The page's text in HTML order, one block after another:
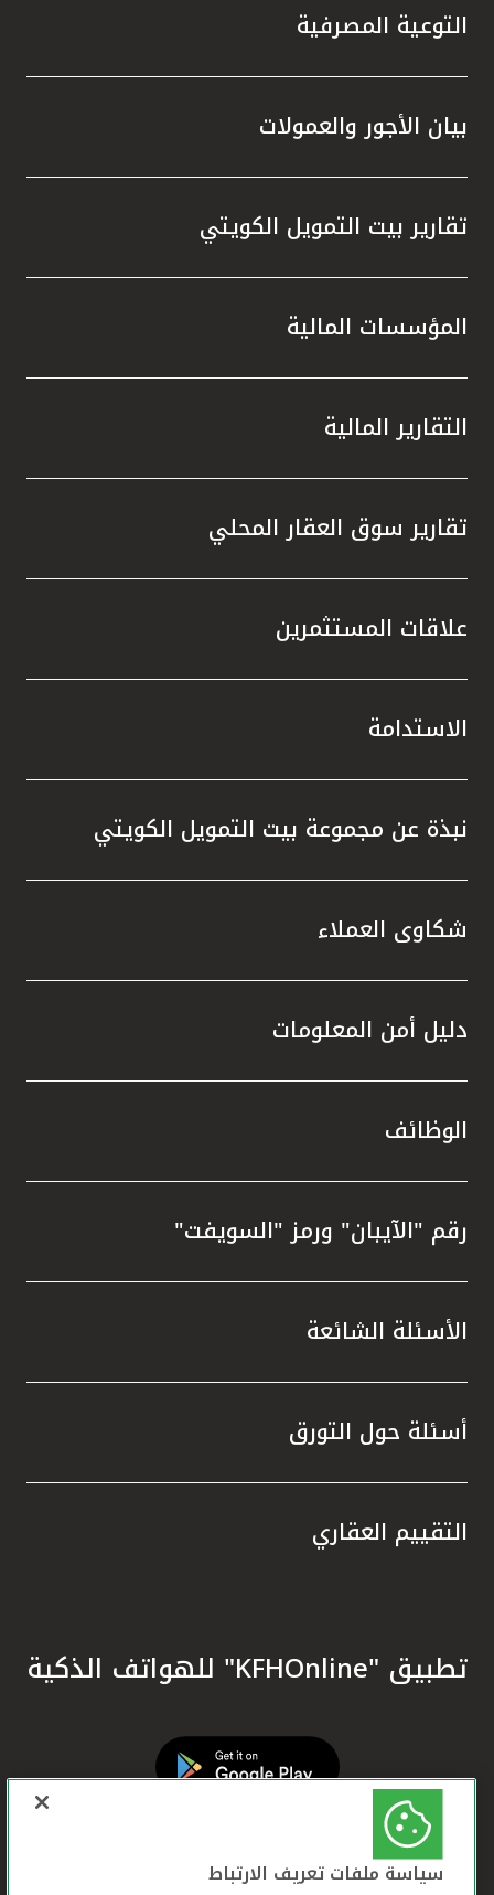
التوعية المصرفية
بيان الأجور والعمولات
تقارير بيت التمويل الكويتي
المؤسسات المالية
التقارير المالية
تقارير سوق العقار المحلي
علاقات المستثمرين
الاستدامة
نبذة عن مجموعة بيت التمويل الكويتي
شكاوى العملاء
دليل أمن المعلومات
الوظائف
رقم "الآيبان" ورمز "السويفت"
الأسئلة الشائعة
أسئلة حول التورق
التقييم العقاري
تطبيق "KFHOnline" للهواتف الذكية
سياسة ملفات تعريف الارتباط